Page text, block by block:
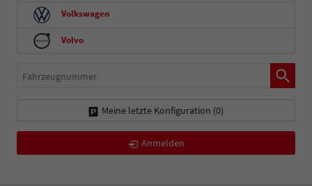
Volkswagen
Volvo
Fahrzeugnummer
Meine letzte Konfiguration (0)
Anmelden